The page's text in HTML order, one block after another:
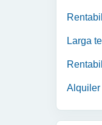
Larga
Alquiler